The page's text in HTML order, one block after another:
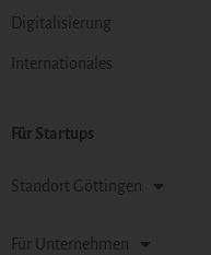
Digitalisierung
Internationales
Für Startups
Standort Göttingen
Für Unternehmen